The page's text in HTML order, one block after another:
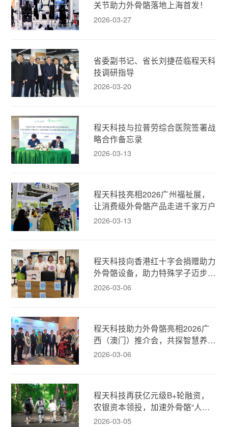
关节助力外骨骼落地上海首发！
2026-03-27
省委副书记、省长刘捷莅临程天科
技调研指导
2026-03-20
程天科技与拉普劳综合医院签署战
略合作备忘录
2026-03-13
程天科技亮相2026广州福祉展，
让消费级外骨骼产品走进千家万户
2026-03-13
程天科技向香港红十字会捐赠助力
外骨骼设备，助力特殊学子迈步新
生！
2026-03-06
程天科技助力外骨骼亮相2026广
西（澳门）推介会，共探智慧养老
新模式！
2026-03-06
程天科技再获亿元级B+轮融资，
农银资本领投，加速外骨骼“人机
融合”新消费时代！
2026-03-05